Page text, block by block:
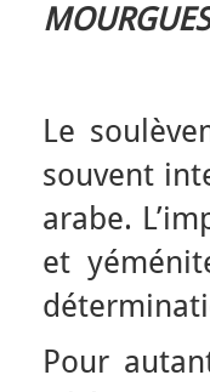
MOURGUES
Le
souvent
arabe.
et
Pour